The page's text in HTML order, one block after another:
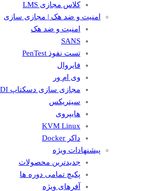
کلاس مجازی LMS
امنیت و ضد هک | مجازی سازی
امنیت و ضد هک
SANS
تست نفوذ PenTest
فایروال
وی ام ور
مجازی سازی دسکتاپ VDI
سیتریکس
هایپروی
KVM Linux
داکر Docker
پیشنهادات ویژه
جدیدترین محصولات
پکیچ تمامی دوره ها
آفرهای ویژه